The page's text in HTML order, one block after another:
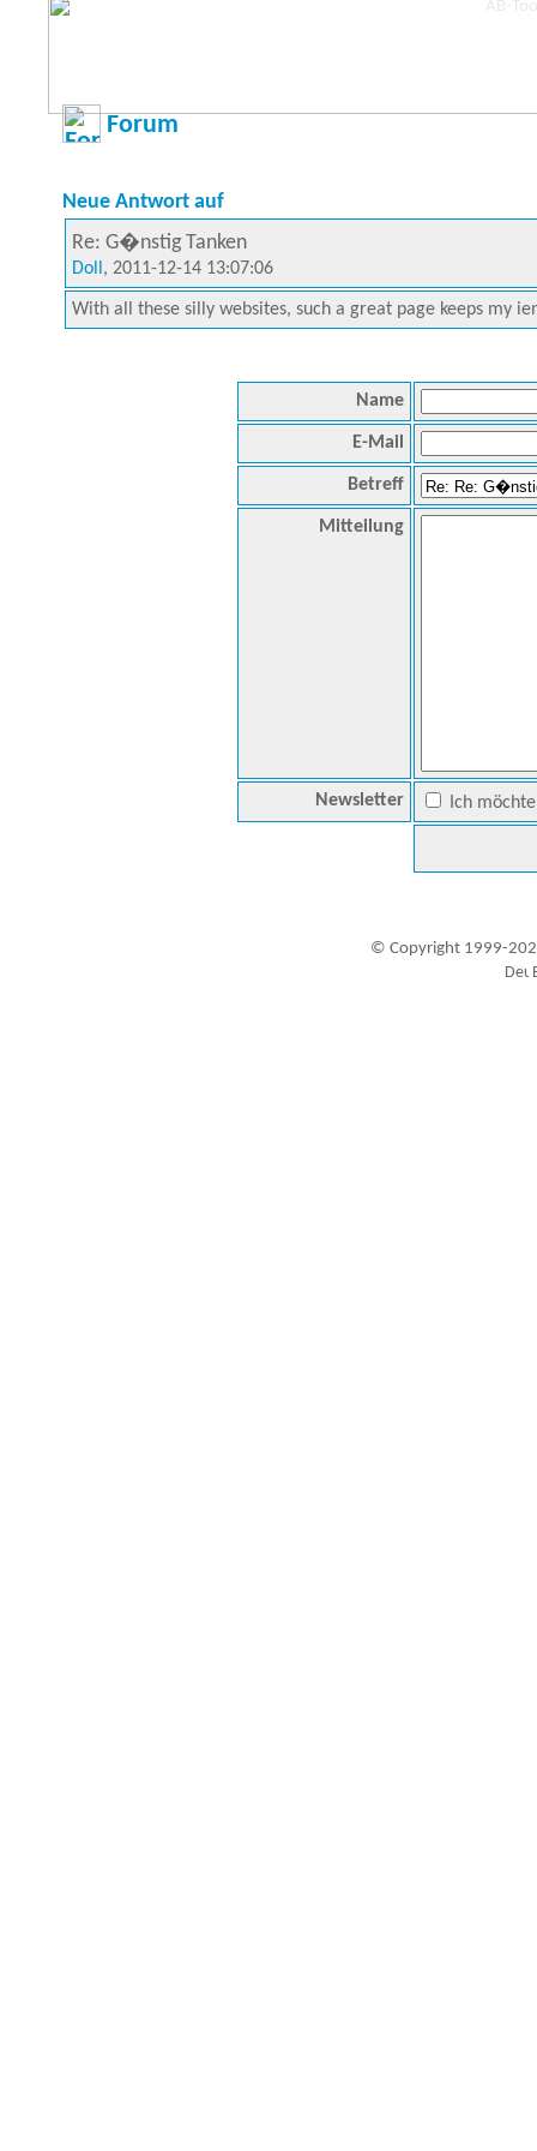
Forum
Neue Antwort auf
Re: G�nstig Tanken
Doll , 2011-12-14 13:07:06
With all these silly websites, such a great page keeps my
Name
E-Mail
Betreff
Mitteilung
Newsletter Ich
© Copyright 1999-